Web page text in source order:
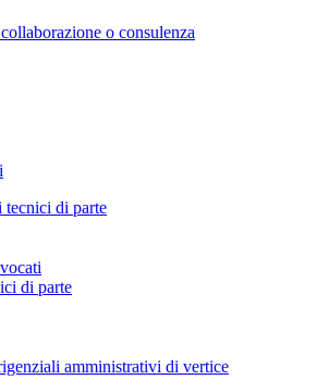
o consulenza
tecnici di parte
di parte
amministrativi di vertice